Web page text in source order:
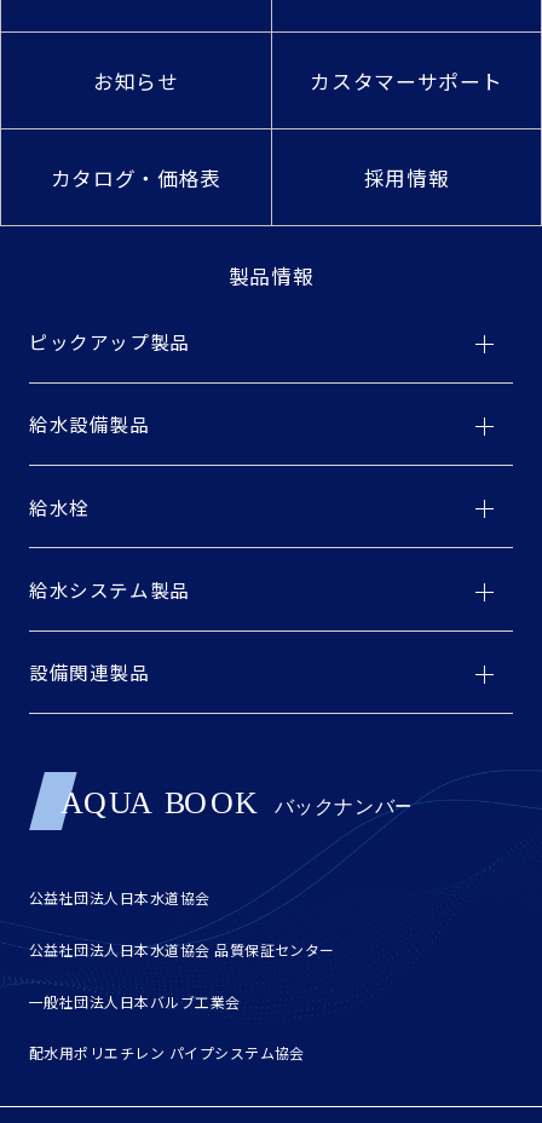
お知らせ カスタマーサポート
カタログ・価格表 採用情報
製品情報
ピックアップ製品
給水設備製品
給水栓
給水システム製品
設備関連製品
公益社団法人日本水道協会
公益社団法人日本水道協会 品質保証センター
一般社団法人日本バルブ工業会
配水用ポリエチレン パイプシステム協会